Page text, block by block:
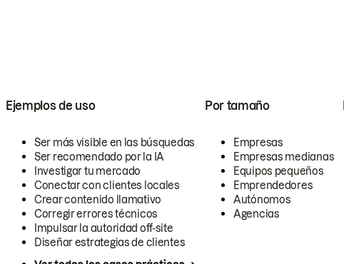
Ejemplos de uso
Ser más visible en las búsquedas
Ser recomendado por la IA
Investigar tu mercado
Conectar con clientes locales
Crear contenido llamativo
Corregir errores técnicos
Impulsar la autoridad off-site
Diseñar estrategias de clientes
Por tamaño
Empresas
Empresas medianas
Equipos pequeños
Emprendedores
Autónomos
Agencias